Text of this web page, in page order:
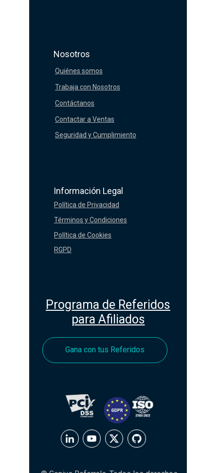
Quiénes somos
Seguridad y Cumplimiento
Contactar a Ventas
Contáctanos
Trabaja con Nosotros
Nosotros
Política de Privacidad
RGPD
Política de Cookies
Términos y Condiciones
Información Legal
Gana con tus Referidos
Programa de Referidos
para Afiliados